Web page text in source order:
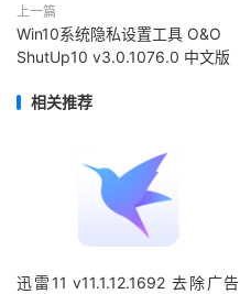
上一篇
Win10系统隐私设置工具 O&O
ShutUp10 v3.0.1076.0 中文版
相关推荐
迅雷11 v11.1.12.1692 去除广告